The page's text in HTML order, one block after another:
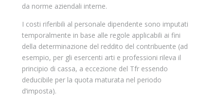
da norme aziendali interne.
I costi riferibili al personale dipendente sono imputati
temporalmente in base alle regole applicabili ai fini
della determinazione del reddito del contribuente (ad
esempio, per gli esercenti arti e professioni rileva il
principio di cassa, a eccezione del Tfr essendo
deducibile per la quota maturata nel periodo
d’imposta).